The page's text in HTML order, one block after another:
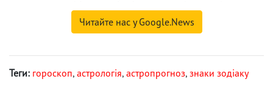
Читайте нас у Google.News
Теги: гороскоп, астрологія, астропрогноз, знаки зодіаку